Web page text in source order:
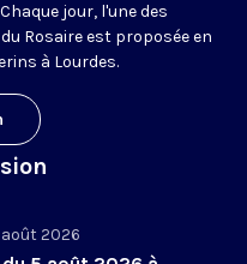
jour, l'une des
Rosaire est proposée en
à Lourdes.
2026